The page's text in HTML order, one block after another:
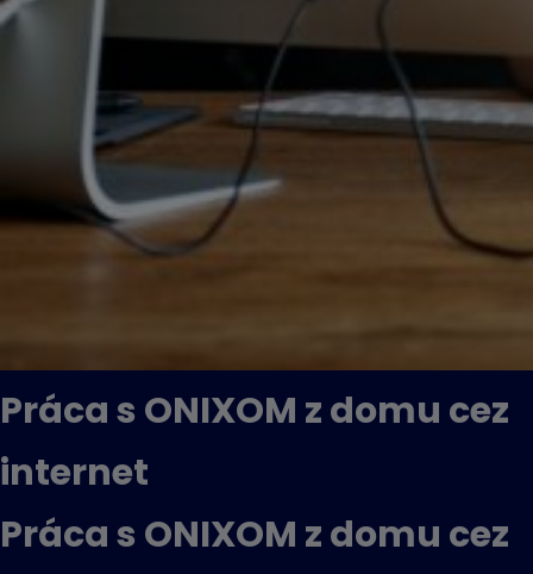
Práca s ONIXOM z domu cez
internet
Práca s ONIXOM z domu cez